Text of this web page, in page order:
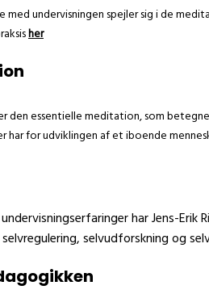
med undervisningen spejler sig i de
her
den essentielle meditation, som
har for udviklingen af et iboende
har Jens-
selvudforskning og